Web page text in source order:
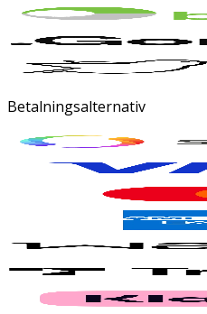
Betalningsalternativ